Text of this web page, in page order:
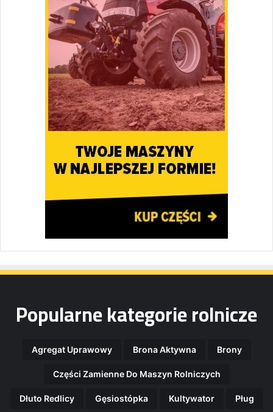
Popularne kategorie rolnicze
Agregat Uprawowy Brona Aktywna Brony
Części Zamienne Do Maszyn Rolniczych
Dłuto Redlicy Gęsiostópka Kultywator Pług